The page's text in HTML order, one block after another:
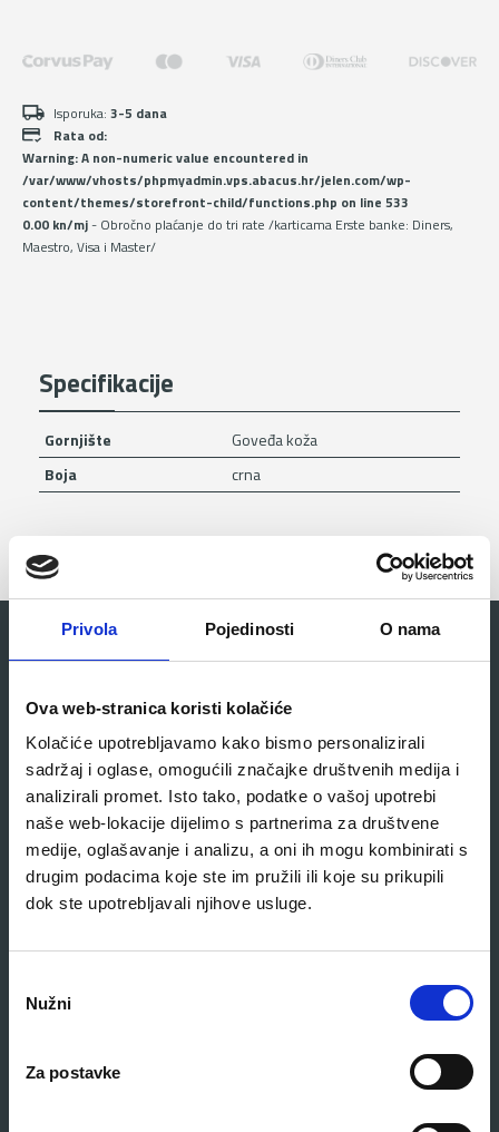
Privola Pojedinosti O nama
Ova web-stranica koristi kolačiće
Kolačiće upotrebljavamo kako bismo personalizirali
sadržaj i oglase, omogućili značajke društvenih medija i
analizirali promet. Isto tako, podatke o vašoj upotrebi
naše web-lokacije dijelimo s partnerima za društvene
medije, oglašavanje i analizu, a oni ih mogu kombinirati s
drugim podacima koje ste im pružili ili koje su prikupili
dok ste upotrebljavali njihove usluge.
Nužni
Za postavke
Isporuka:3-5 dana
Rata od:
Warning: A non-numeric value encountered in
/var/www/vhosts/phpmyadmin.vps.abacus.hr/jelen.com/wp-
content/themes/storefront-child/functions.php on line 533
0.00 kn/mj- Obročno plaćanje do tri rate /karticama Erste banke: Diners,
Maestro, Visa i Master/
Specifikacije
Gornjište
Goveđa koža
Boja
crna
Povezani proizvodi